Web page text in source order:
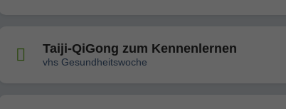
Taiji-QiGong zum Kennenlernen
vhs Gesundheitswoche